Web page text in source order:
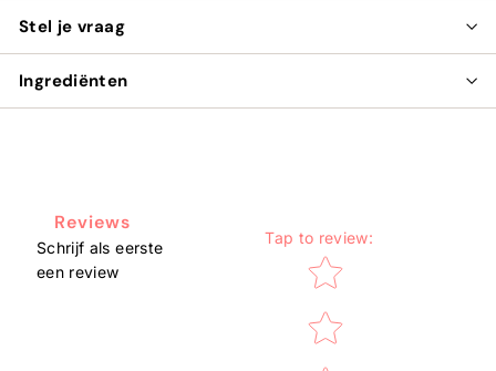
Stel je vraag
Ingrediënten
Reviews
Schrijf als eerste
een review
Tap to review:
Star rating